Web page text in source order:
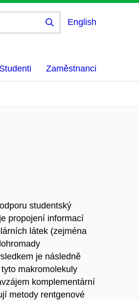
English
Studenti Zaměstnanci
studentský
propojení informací
látek (zejména
je následně
makromolekuly
komplementární
metody rentgenové